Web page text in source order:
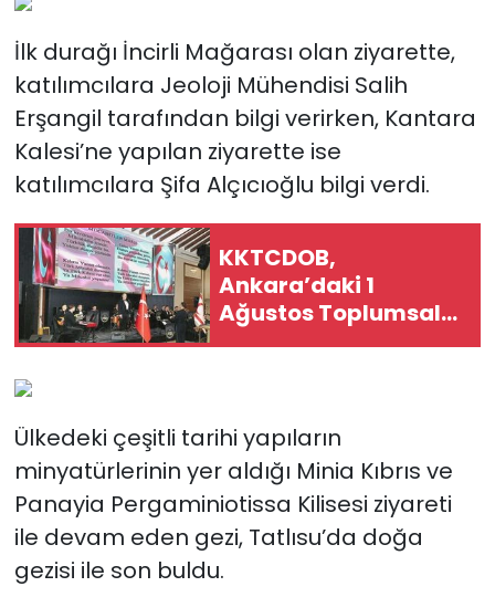
İlk durağı İncirli Mağarası olan ziyarette,
katılımcılara Jeoloji Mühendisi Salih
Erşangil tarafından bilgi verirken, Kantara
Kalesi’ne yapılan ziyarette ise
katılımcılara Şifa Alçıcıoğlu bilgi verdi.
KKTCDOB,
Ankara’daki 1
Ağustos Toplumsal
Direniş Bayramı
yer aldı
Ülkedeki çeşitli tarihi yapıların
minyatürlerinin yer aldığı Minia Kıbrıs ve
Panayia Pergaminiotissa Kilisesi ziyareti
ile devam eden gezi, Tatlısu’da doğa
gezisi ile son buldu.
Video Galeri
YAŞAM
Yazarlar